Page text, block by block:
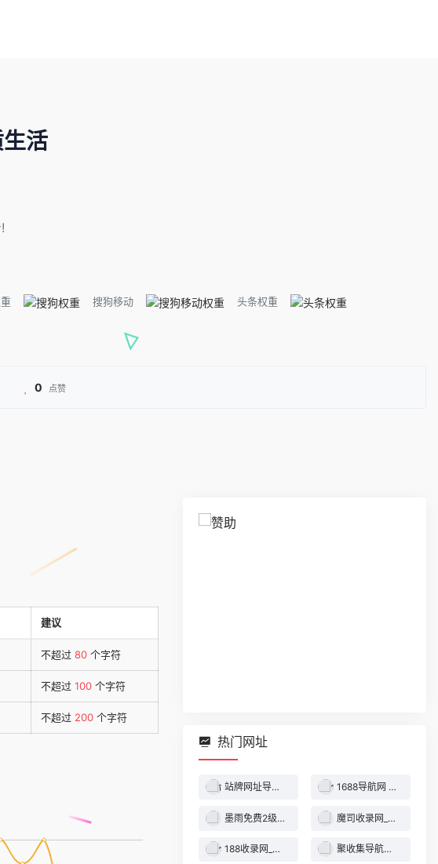
活
搜狗移动
头条权重
0 点赞
建议
不超过 80 个字符
不超过 100 个字符
不超过 200 个字符
热门网址
站牌网址导航收录网 | 精选网站导航，自动秒收录服务 - 最全网址收录！ 1688导航网 - 技术导航 - 名站网址 - 名站导航 - 免费外链 - 免费收录网站
墨雨免费2级域名 - 二级域名分发服务平台 魔司收录网_分类目录网_免费网站目录_网站收录_网址提交_免费收录网站
188收录网_网站收录-友情链接交换-网址收录-自动秒收录 聚收集导航网 - 海量分类资源一站式导航